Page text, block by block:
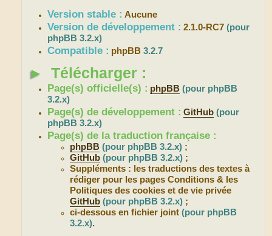
Version stable : Aucune
Version de développement : 2.1.0-RC7(pour
phpBB 3.2.x)
Compatible : phpBB3.2.7
► Télécharger :
Page(s) officielle(s) : phpBB (pour phpBB
3.2.x)
Page(s) de développement : GitHub (pour
phpBB 3.2.x)
Page(s) de la traduction française :
phpBB (pour phpBB 3.2.x) ;
GitHub (pour phpBB 3.2.x) ;
Suppléments : les traductions des textes à
rédiger pour les pages Conditions & les
Politiques des cookies et de vie privée
GitHub (pour phpBB 3.2.x) ;
ci-dessous en fichier joint(pour phpBB
3.2.x).